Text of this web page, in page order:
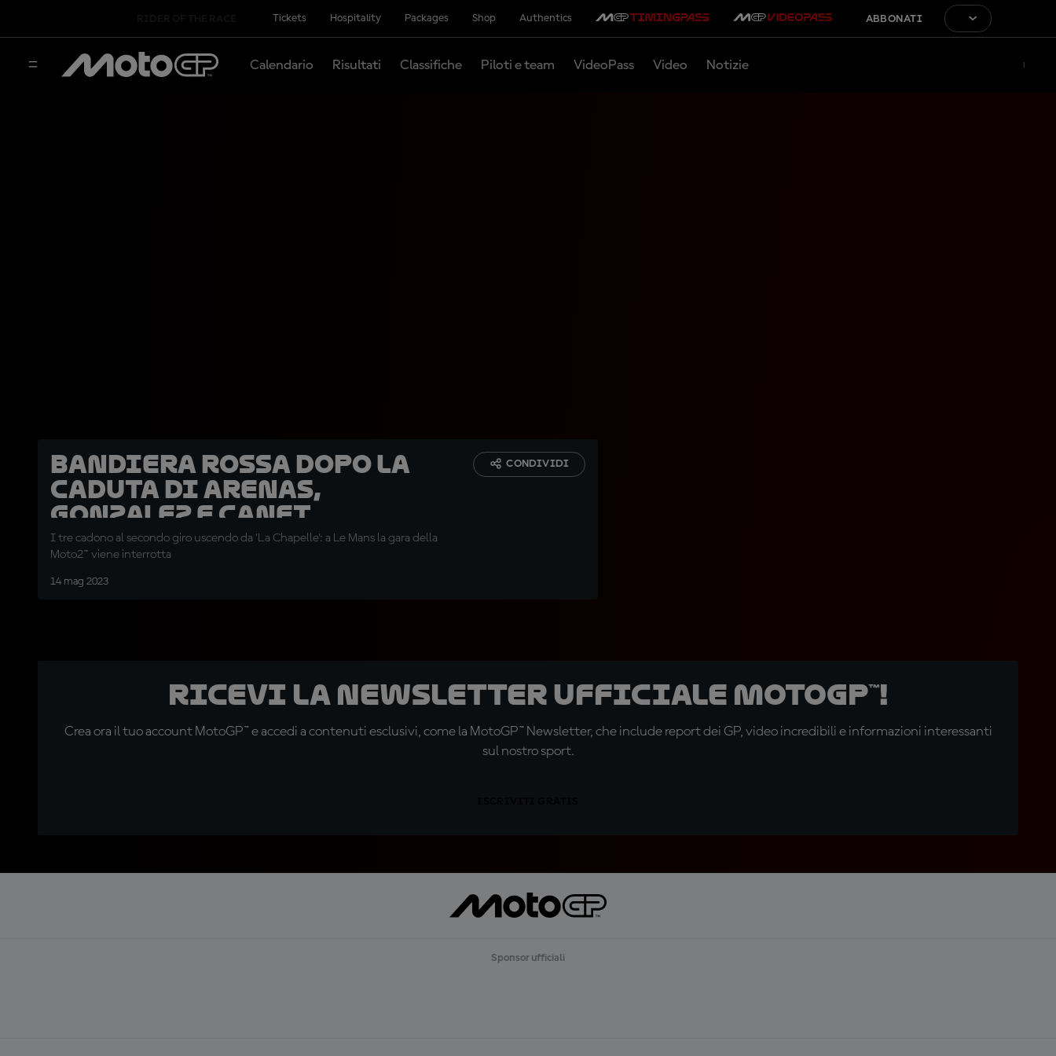
Tickets Hospitality Packages Shop Authentics ABBONATI
Calendario Risultati Classifiche Piloti e team VideoPass Video Notizie
Bandiera rossa dopo la
caduta di Arenas,
Gonzalez e Canet
I tre cadono al secondo giro uscendo da 'La Chapelle': a Le Mans la gara della
Moto2™ viene interrotta
14 mag 2023
CONDIVIDI
Ricevi la newsletter ufficiale MotoGP™!
Crea ora il tuo account MotoGP™ e accedi a contenuti esclusivi, come la MotoGP™ Newsletter, che include report dei GP, video incredibili e informazioni interessanti
sul nostro sport.
Sponsor ufficiali